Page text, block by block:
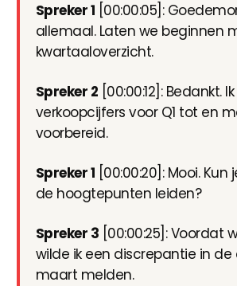
Spreker 1 [00:00:05]:
allemaal. Laten we beginnen
kwartaaloverzicht.
Spreker 2 [00:00:12]: Bedankt.
verkoopcijfers voor Q1 tot en
voorbereid.
Spreker 1 [00:00:20]: Mooi.
de hoogtepunten leiden?
Spreker 3 [00:00:25]: Voordat
wilde ik een discrepantie in de
maart melden.